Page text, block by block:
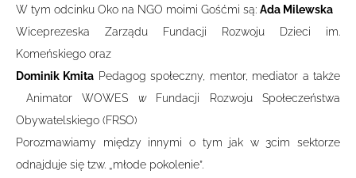
W tym odcinku Oko na NGO moimi Gośćmi są: Ada Milewska
Wiceprezeska Zarządu Fundacji Rozwoju Dzieci im.
Komeńskiego oraz
Dominik Kmita Pedagog społeczny, mentor, mediator a także
Animator WOWES w
Fundacji Rozwoju Społeczeństwa
Obywatelskiego (FRSO)
Porozmawiamy między innymi o tym jak w 3cim sektorze
odnajduje się tzw. „młode pokolenie”.